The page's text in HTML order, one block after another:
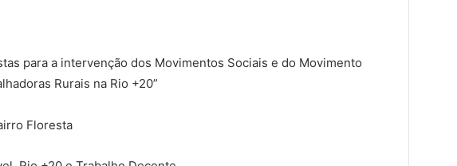
para a intervenção dos Movimentos Sociais e do Movimento
Rurais na Rio +20”
Floresta